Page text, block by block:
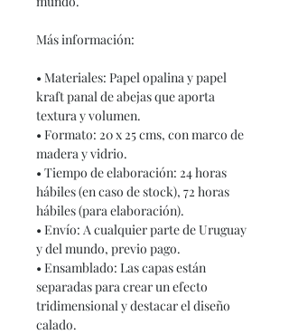
Más información:
• Materiales: Papel opalina y papel
kraft panal de abejas que aporta
textura y volumen.
• Formato: 20 x 25 cms, con marco de
madera y vidrio.
• Tiempo de elaboración: 24 horas
hábiles (en caso de stock), 72 horas
hábiles (para elaboración).
• Envío: A cualquier parte de Uruguay
y del mundo, previo pago.
• Ensamblado: Las capas están
separadas para crear un efecto
tridimensional y destacar el diseño
calado.